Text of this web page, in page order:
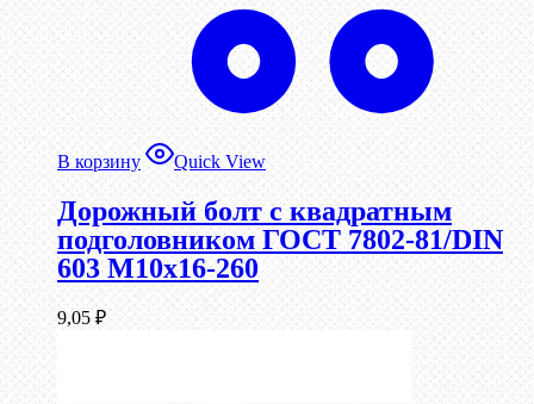
В корзину Quick View
Дорожный болт с квадратным
подголовником ГОСТ 7802-81/DIN
603 М10х16-260
9,05 ₽